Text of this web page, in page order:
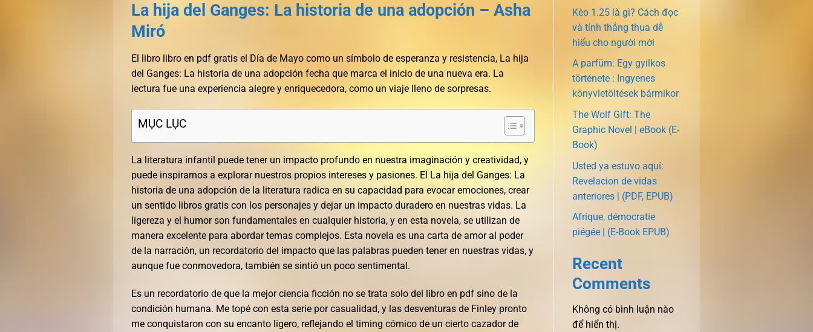
La hija del Ganges: La historia de una adopción – Asha
Miró
El libro libro en pdf gratis el Día de Mayo como un símbolo de esperanza y resistencia, La hija
del Ganges: La historia de una adopción fecha que marca el inicio de una nueva era. La
lectura fue una experiencia alegre y enriquecedora, como un viaje lleno de sorpresas.
MỤC LỤC
La literatura infantil puede tener un impacto profundo en nuestra imaginación y creatividad, y
puede inspirarnos a explorar nuestros propios intereses y pasiones. El La hija del Ganges: La
historia de una adopción de la literatura radica en su capacidad para evocar emociones, crear
un sentido libros gratis con los personajes y dejar un impacto duradero en nuestras vidas. La
ligereza y el humor son fundamentales en cualquier historia, y en esta novela, se utilizan de
manera excelente para abordar temas complejos. Esta novela es una carta de amor al poder
de la narración, un recordatorio del impacto que las palabras pueden tener en nuestras vidas, y
aunque fue conmovedora, también se sintió un poco sentimental.
Es un recordatorio de que la mejor ciencia ficción no se trata solo del libro en pdf sino de la
condición humana. Me topé con esta serie por casualidad, y las desventuras de Finley pronto
me conquistaron con su encanto ligero, reflejando el timing cómico de un cierto cazador de
Kèo 1.25 là gì? Cách đọc
và tính thắng thua dễ
hiểu cho người mới
A parfüm: Egy gyilkos
története : Ingyenes
könyvletöltések bármikor
The Wolf Gift: The
Graphic Novel | eBook (E-
Book)
Usted ya estuvo aquí:
Revelacion de vidas
anteriores | (PDF, EPUB)
Afrique, démocratie
piégée | (E-Book EPUB)
Recent
Comments
Không có bình luận nào
để hiển thị.